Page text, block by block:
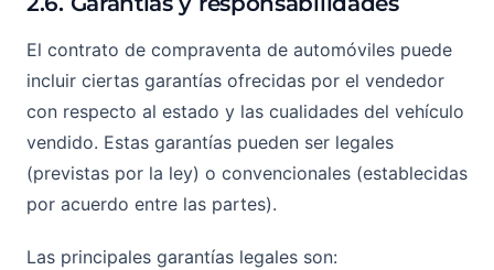
El contrato de compraventa de automóviles puede
incluir ciertas garantías ofrecidas por el vendedor
con respecto al estado y las cualidades del vehículo
vendido. Estas garantías pueden ser legales
(previstas por la ley) o convencionales (establecidas
por acuerdo entre las partes).
Las principales garantías legales son: